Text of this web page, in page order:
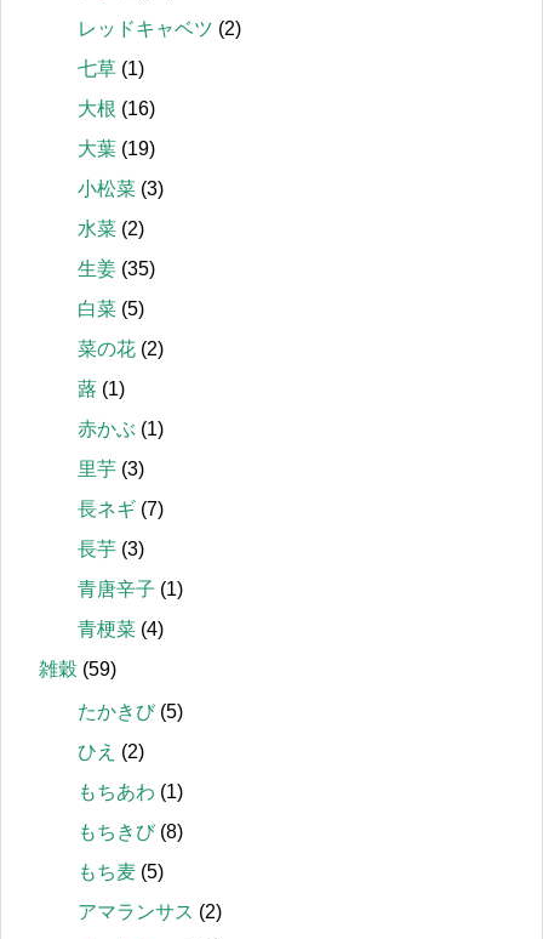
レッドキャベツ (2)
七草 (1)
大根 (16)
大葉 (19)
小松菜 (3)
水菜 (2)
生姜 (35)
白菜 (5)
菜の花 (2)
蕗 (1)
赤かぶ (1)
里芋 (3)
長ネギ (7)
長芋 (3)
青唐辛子 (1)
青梗菜 (4)
雑穀 (59)
たかきび(5)
ひえ (2)
もちあわ (1)
もちきび(8)
もち麦 (5)
アマランサス (2)